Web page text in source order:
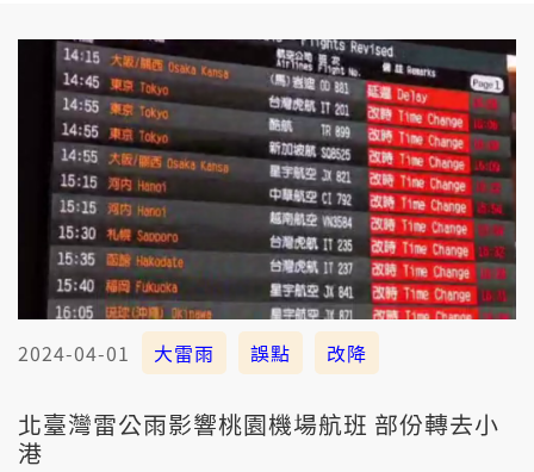
2024-04-01 大雷雨 誤點 改降
北臺灣雷公雨影響桃園機場航班 部份轉去小
港